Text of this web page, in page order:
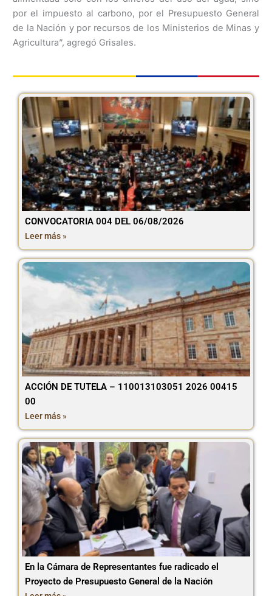
por el impuesto al carbono, por el Presupuesto General
de la Nación y por recursos de los Ministerios de Minas y
Agricultura”, agregó Grisales.
CONVOCATORIA 004 DEL 06/08/2026
Leer más »
ACCIÓN DE TUTELA – 110013103051 2026 00415
00
Leer más »
En la Cámara de Representantes fue radicado el
Proyecto de Presupuesto General de la Nación